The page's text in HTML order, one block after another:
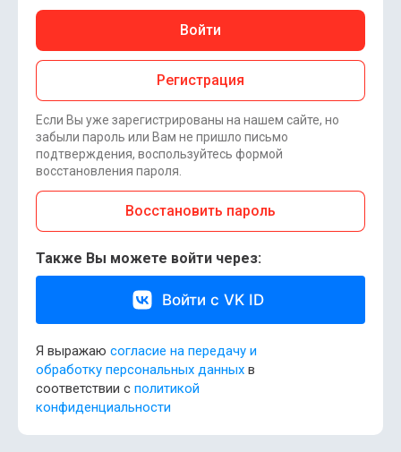
Войти
Регистрация
Если Вы уже зарегистрированы на нашем сайте, но
забыли пароль или Вам не пришло письмо
подтверждения, воспользуйтесь формой
восстановления пароля.
Восстановить пароль
Также Вы можете войти через:
Войти с VK ID
Я выражаю согласие на передачу и
обработку персональных данных в
соответствии с политикой
конфиденциальности